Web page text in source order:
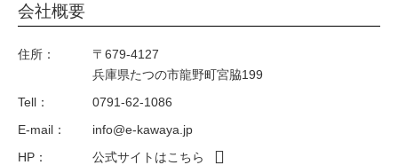
閲覧したアイテム
会社概要
住所：
〒679-4127
兵庫県たつの市龍野町宮脇199
Tell：
0791-62-1086
E-mail：
info@e-kawaya.jp
HP：
公式サイトはこちら